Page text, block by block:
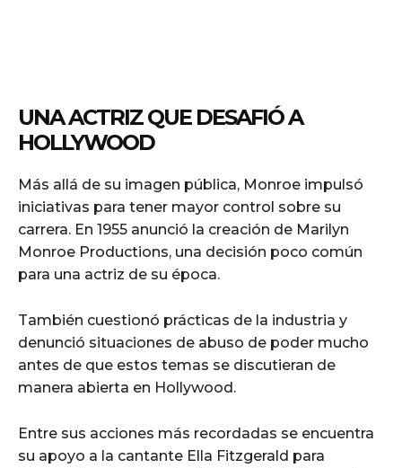
UNA ACTRIZ QUE DESAFIÓ A
HOLLYWOOD
Más allá de su imagen pública, Monroe impulsó
iniciativas para tener mayor control sobre su
carrera. En 1955 anunció la creación de Marilyn
Monroe Productions, una decisión poco común
para una actriz de su época.
También cuestionó prácticas de la industria y
denunció situaciones de abuso de poder mucho
antes de que estos temas se discutieran de
manera abierta en Hollywood.
Entre sus acciones más recordadas se encuentra
su apoyo a la cantante Ella Fitzgerald para